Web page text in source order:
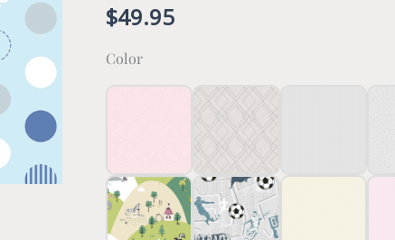
$49.95
Color
Dot
(88438-
2)